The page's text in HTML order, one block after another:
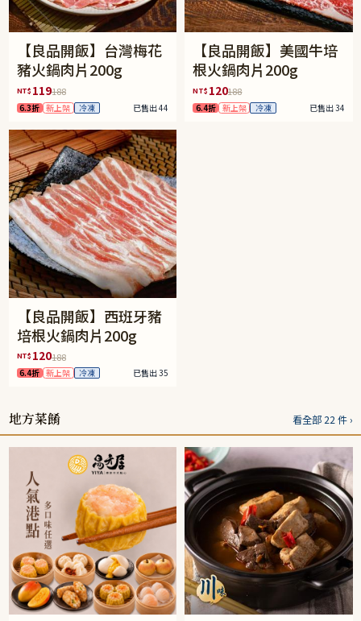
【良品開飯】台灣梅花
豬火鍋肉片200g
NT$ 119188
6.3折 新上架 冷凍 已售出 44
【良品開飯】美國牛培
根火鍋肉片200g
NT$ 120188
6.4折 新上架 冷凍 已售出 34
【良品開飯】西班牙豬
培根火鍋肉片200g
NT$ 120188
6.4折 新上架 冷凍 已售出 35
地方菜餚 看全部 22 件 ›